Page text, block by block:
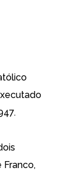
Franco,